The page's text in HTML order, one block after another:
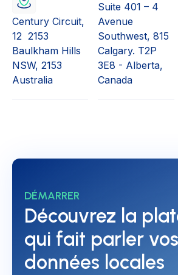
Century Circuit,
12 2153
Baulkham Hills
NSW, 2153
Australia
Suite 401 – 4
Avenue
Southwest, 815
Calgary. T2P
3E8 - Alberta,
Canada
DÉMARRER
Découvrez la
qui fait parler vos
données locales